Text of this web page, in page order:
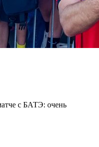
с БАТЭ: очень